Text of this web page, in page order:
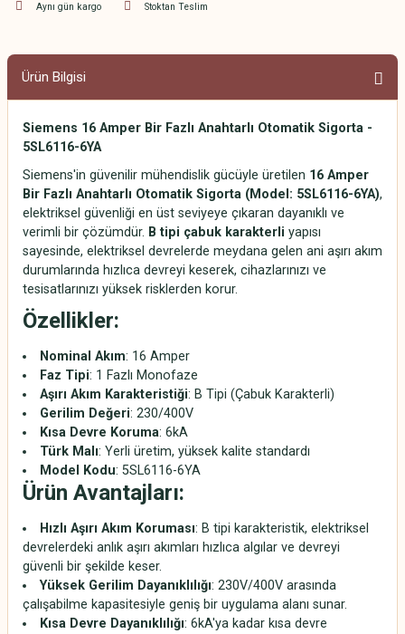
Aynı gün kargo Stoktan Teslim
Ürün Bilgisi
Siemens 16 Amper Bir Fazlı Anahtarlı Otomatik Sigorta -
5SL6116-6YA
Siemens'in güvenilir mühendislik gücüyle üretilen 16 Amper
Bir Fazlı Anahtarlı Otomatik Sigorta (Model: 5SL6116-6YA),
elektriksel güvenliği en üst seviyeye çıkaran dayanıklı ve
verimli bir çözümdür. B tipi çabuk karakterli yapısı
sayesinde, elektriksel devrelerde meydana gelen ani aşırı akım
durumlarında hızlıca devreyi keserek, cihazlarınızı ve
tesisatlarınızı yüksek risklerden korur.
Özellikler:
Nominal Akım: 16 Amper
Faz Tipi: 1 Fazlı Monofaze
Aşırı Akım Karakteristiği: B Tipi (Çabuk Karakterli)
Gerilim Değeri: 230/400V
Kısa Devre Koruma: 6kA
Türk Malı: Yerli üretim, yüksek kalite standardı
Model Kodu: 5SL6116-6YA
Ürün Avantajları:
Hızlı Aşırı Akım Koruması: B tipi karakteristik, elektriksel
devrelerdeki anlık aşırı akımları hızlıca algılar ve devreyi
güvenli bir şekilde keser.
Yüksek Gerilim Dayanıklılığı: 230V/400V arasında
çalışabilme kapasitesiyle geniş bir uygulama alanı sunar.
Kısa Devre Dayanıklılığı: 6kA'ya kadar kısa devre